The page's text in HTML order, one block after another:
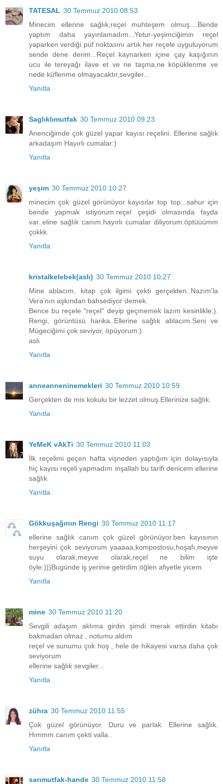
TATESAL 30 Temmuz 2010 08:53
Minecim ellerine sağlık,reçel muhteşem olmuş....Bende
yaptım daha yayınlamadım...Yetur-yeşimciğimin reçel
yaparken verdiği püf noktasını artık her reçele uyguluyorum
sende dene derim...Reçel kaynarken içine çay kaşığının
ucu ile tereyağı ilave et ve ne taşma,ne köpüklenme ve
nede küflenme olmayacaktır,sevgiler...
Yanıtla
Saglıklımutfak 30 Temmuz 2010 09:23
Anenciğimde çok güzel yapar kayısı reçelini. Ellerine sağlık
arkadaşım Hayırlı cumalar:)
Yanıtla
yeşim 30 Temmuz 2010 10:27
minecim çok güzel görünüyor kayısılar top top...sahur için
bende yapmak istiyorum.reçel çeşidi olmasında fayda
var..eline sağlık canım.hayırlı cumalar diliyorum.öptüüümm
çokkk.
Yanıtla
kristalkelebek(aslı) 30 Temmuz 2010 10:27
Mine ablacım, kitap çok ilgimi çekti gerçekten..Nazım'la
Vera'nın aşkından bahsediyor demek.
Bence bu reçele "reçel" deyip geçmemek lazım kesinlikle:).
Rengi, görüntüsü harika..Ellerine sağlık ablacım.Seni ve
Mügeciğimi çok seviyor, öpüyorum:).
aslı
Yanıtla
anneanneninemekleri 30 Temmuz 2010 10:59
Gerçekten de mis kokulu bir lezzet olmuş.Ellerinize sağlık.
Yanıtla
YeMeK vAkTi 30 Temmuz 2010 11:03
İlk reçelimi geçen hafta vişneden yaptığım için dolayısıyla
hiç kayısı reçeli yapmadım inşallah bu tarifi denicem ellerine
sağlık
Yanıtla
Gökkuşağının Rengi 30 Temmuz 2010 11:17
ellerine sağlık canım çok güzel görünüyor.ben kayısının
herşeyini çok seviyorum yaaaaa,kompostosu,hoşafı,meyve
suyu olarak,meyve olarak,reçel ne bilim işte
öyle:)))Bugünde iş yerime getirdim öğlen afiyetle yicem.
Yanıtla
mine 30 Temmuz 2010 11:20
Sevgili adaşım aklıma girdin şimdi merak ettirdin kitabı
bakmadan olmaz , notumu aldım
reçel ve sunumu çok hoş , hele de hikayesi varsa daha çok
seviyorum
ellerine sağlık sevgiler...
Yanıtla
zühra 30 Temmuz 2010 11:55
Çok güzel görünüyor. Duru ve parlak. Ellerine sağlık.
Hımmm canım çekti valla..
Yanıtla
sarımutfak-hande 30 Temmuz 2010 11:58